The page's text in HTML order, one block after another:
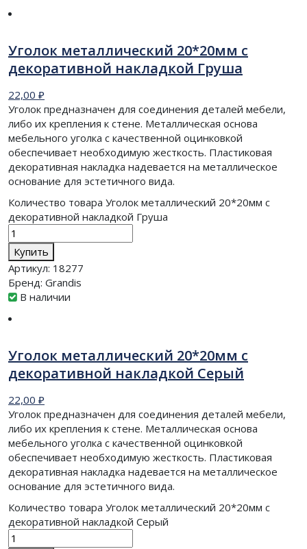
Уголок металлический 20*20мм с
декоративной накладкой Груша
22,00 ₽
Уголок предназначен для соединения деталей мебели,
либо их крепления к стене. Металлическая основа
мебельного уголка с качественной оцинковкой
обеспечивает необходимую жесткость. Пластиковая
декоративная накладка надевается на металлическое
основание для эстетичного вида.
Количество товара Уголок металлический 20*20мм с
декоративной накладкой Груша
Купить
Артикул: 18277
Бренд: Grandis
В наличии
Уголок металлический 20*20мм с
декоративной накладкой Серый
22,00 ₽
Уголок предназначен для соединения деталей мебели,
либо их крепления к стене. Металлическая основа
мебельного уголка с качественной оцинковкой
обеспечивает необходимую жесткость. Пластиковая
декоративная накладка надевается на металлическое
основание для эстетичного вида.
Количество товара Уголок металлический 20*20мм с
декоративной накладкой Серый